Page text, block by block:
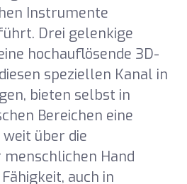
Instrumente
Drei gelenkige
hochauflösende 3D-
speziellen Kanal in
bieten selbst in
Bereichen eine
über die
Hand
auch in